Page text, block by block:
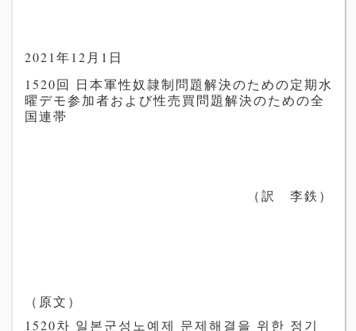
2021年12月1日
1520回 日本軍性奴隷制問題解決のための定期水
曜デモ参加者および性売買問題解決のための全
国連帯
（訳 李鉄）
（原文）
1520차 일본군성노예제 문제해결을 위한 정기